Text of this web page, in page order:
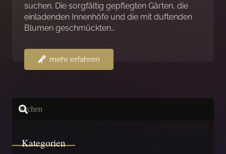
suchen. Die sorgfältig gepflegten Gärten, die
einladenden Innenhöfe und die mit duftenden
Blumen geschmückten…
mehr erfahren
Kategorien